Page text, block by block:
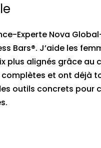
Experte Nova
Bars®. J’aide les
plus alignés grâce au
complètes et ont déjà
outils concrets pour